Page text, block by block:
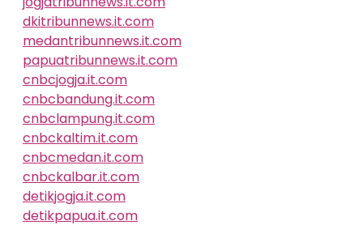
dkitribunnews.it.com
medantribunnews.it.com
papuatribunnews.it.com
cnbcjogja.it.com
cnbcbandung.it.com
cnbclampung.it.com
cnbckaltim.it.com
cnbcmedan.it.com
cnbckalbar.it.com
detikjogja.it.com
detikpapua.it.com